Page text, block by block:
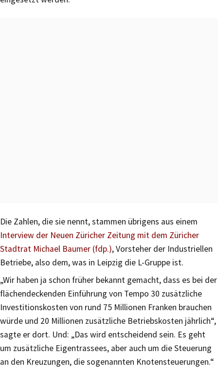
Die Zahlen, die sie nennt, stammen übrigens aus einem
Interview der Neuen Züricher Zeitung mit dem Züricher
Stadtrat Michael Baumer (fdp.), Vorsteher der Industriellen
Betriebe, also dem, was in Leipzig die L-Gruppe ist.
„Wir haben ja schon früher bekannt gemacht, dass es bei der
flächendeckenden Einführung von Tempo 30 zusätzliche
Investitionskosten von rund 75 Millionen Franken brauchen
würde und 20 Millionen zusätzliche Betriebskosten jährlich“,
sagte er dort. Und: „Das wird entscheidend sein. Es geht
um zusätzliche Eigentrassees, aber auch um die Steuerung
an den Kreuzungen, die sogenannten Knotensteuerungen.“